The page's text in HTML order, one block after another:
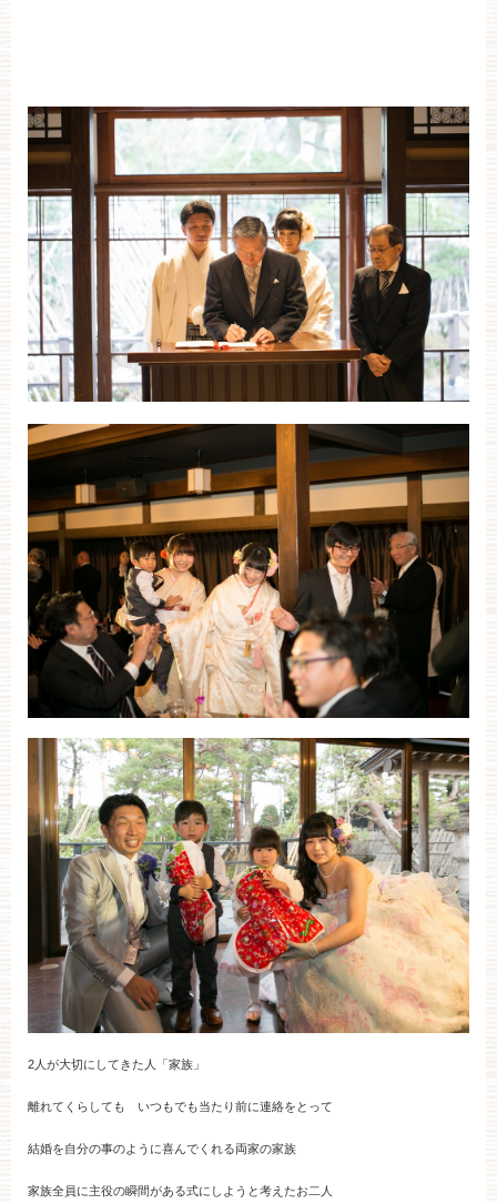
2人が大切にしてきた人「家族」
離れてくらしても いつもでも当たり前に連絡をとって
結婚を自分の事のように喜んでくれる両家の家族
家族全員に主役の瞬間がある式にしようと考えたお二人
ブライダルフェア・見学ご希望のお客様
平日 12：00〜20：00 土日祝 9：00〜20：00
ご成約済み・ご列席のお客様
その他のお問い合わせ
11:00～19:00（火、水曜定休）
WEBからのお問い合わせ